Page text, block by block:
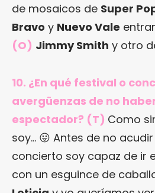
de mosaicos de Super
Bravo y Nuevo Vale
(O) Jimmy Smith y otro
10. ¿En qué festival o
avergüenzas de no
espectador? (T) Como
soy… 😛 Antes de no
concierto soy capaz de ir
con un esguince de